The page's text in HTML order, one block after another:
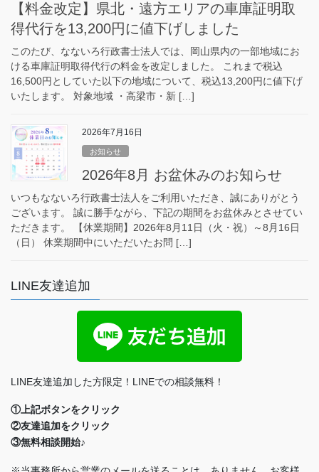
【料金改定】県北・遠方エリアの車庫証明取
得代行を13,200円に値下げしました
このたび、なないろ行政書士法人では、岡山県内の一部地域にお
ける車庫証明取得代行の料金を改定しました。 これまで税込
16,500円としていた以下の地域について、税込13,200円に値下げ
いたします。 対象地域 ・高梁市・新 […]
2026年7月16日
お知らせ
2026年8月 お盆休みのお知らせ
いつもなないろ行政書士法人をご利用いただき、誠にありがとう
ございます。 誠に勝手ながら、下記の期間をお盆休みとさせてい
ただきます。 【休業期間】2026年8月11日（火・祝）～8月16日
（日） 休業期間中にいただいたお問 […]
LINE友達追加
LINE友達追加した方限定！LINEでの相談無料！
①上記ボタンをクリック
②友達追加をクリック
③無料相談開始♪